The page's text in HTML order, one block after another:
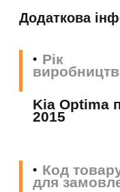
Додаткова
Рік
Kia Optima
2015
Код
для